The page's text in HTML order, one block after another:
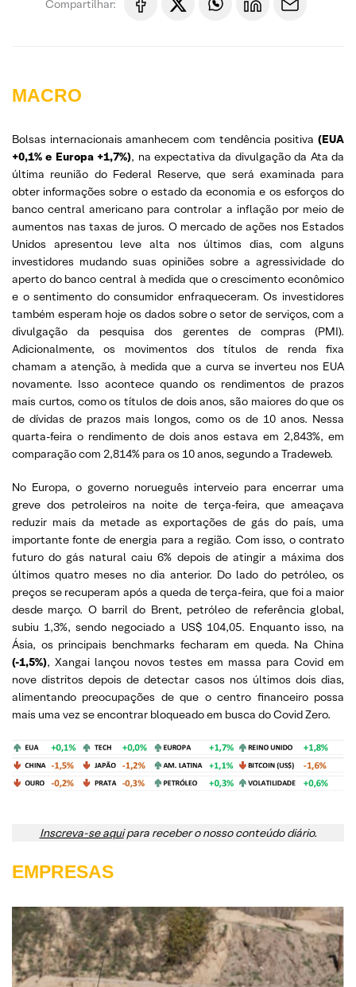
Compartilhar:
MACRO
Bolsas internacionais amanhecem com tendência positiva (EUA
+0,1% e Europa +1,7%), na expectativa da divulgação da Ata da
última reunião do Federal Reserve, que será examinada para
obter informações sobre o estado da economia e os esforços do
banco central americano para controlar a inflação por meio de
aumentos nas taxas de juros. O mercado de ações nos Estados
Unidos apresentou leve alta nos últimos dias, com alguns
investidores mudando suas opiniões sobre a agressividade do
aperto do banco central à medida que o crescimento econômico
e o sentimento do consumidor enfraqueceram. Os investidores
também esperam hoje os dados sobre o setor de serviços, com a
divulgação da pesquisa dos gerentes de compras (PMI).
Adicionalmente, os movimentos dos títulos de renda fixa
chamam a atenção, à medida que a curva se inverteu nos EUA
novamente. Isso acontece quando os rendimentos de prazos
mais curtos, como os títulos de dois anos, são maiores do que os
de dívidas de prazos mais longos, como os de 10 anos. Nessa
quarta-feira o rendimento de dois anos estava em 2,843%, em
comparação com 2,814% para os 10 anos, segundo a Tradeweb.
No Europa, o governo norueguês interveio para encerrar uma
greve dos petroleiros na noite de terça-feira, que ameaçava
reduzir mais da metade as exportações de gás do país, uma
importante fonte de energia para a região. Com isso, o contrato
futuro do gás natural caiu 6% depois de atingir a máxima dos
últimos quatro meses no dia anterior. Do lado do petróleo, os
preços se recuperam após a queda de terça-feira, que foi a maior
desde março. O barril do Brent, petróleo de referência global,
subiu 1,3%, sendo negociado a US$ 104,05. Enquanto isso, na
Ásia, os principais benchmarks fecharam em queda. Na China
(-1,5%), Xangai lançou novos testes em massa para Covid em
nove distritos depois de detectar casos nos últimos dois dias,
alimentando preocupações de que o centro financeiro possa
mais uma vez se encontrar bloqueado em busca do Covid Zero.
Inscreva-se aquipara receber o nosso conteúdo diário.
EMPRESAS